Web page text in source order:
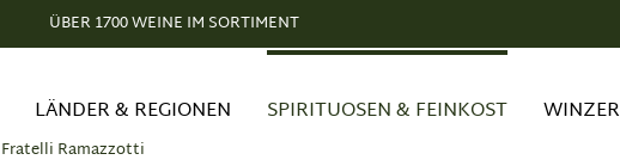
ÜBER 1700 WEINE IM SORTIMENT
Fratelli Ramazzotti
LÄNDER & REGIONEN SPIRITUOSEN & FEINKOST WINZER